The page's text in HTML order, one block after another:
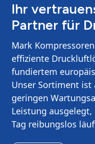
Ihr
Partner für
Mark
effiziente
fundiertem
Unser Sortiment ist
geringen
Leistung
Tag reibungslos